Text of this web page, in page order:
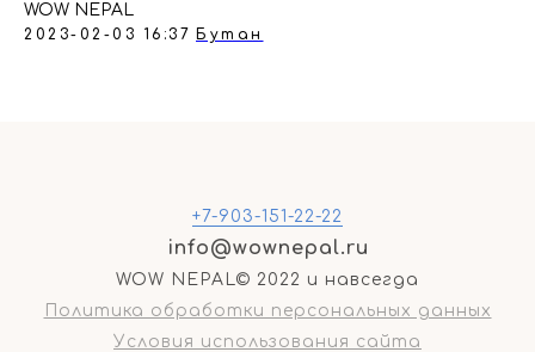
WOW NEPAL
2023-02-03 16:37 Бутан
+7-903-151-22-22
info@wownepal.ru
WOW NEPAL© 2022 и навсегда
Политика обработки персональных данных
Условия использования сайта